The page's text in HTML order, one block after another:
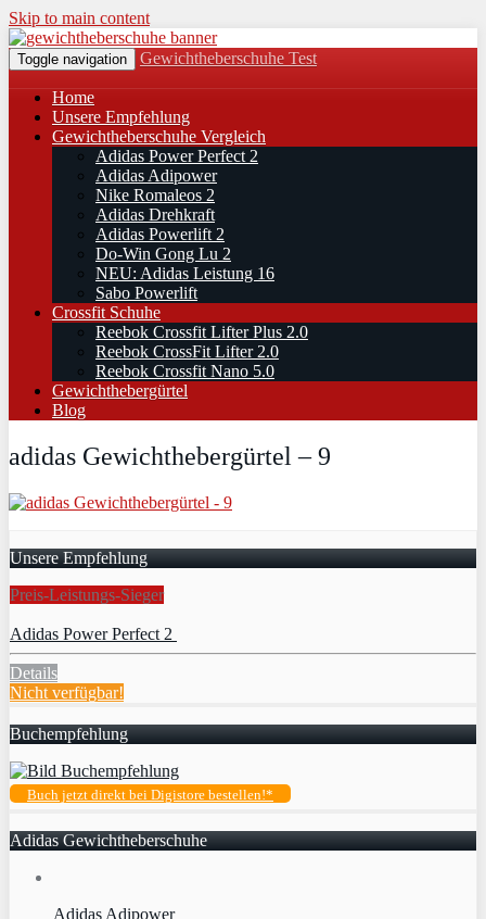
Skip to main content
Toggle navigation Gewichtheberschuhe Test
Home
Unsere Empfehlung
Gewichtheberschuhe Vergleich
Adidas Power Perfect 2
Adidas Adipower
Nike Romaleos 2
Adidas Drehkraft
Adidas Powerlift 2
Do-Win Gong Lu 2
NEU: Adidas Leistung 16
Sabo Powerlift
Crossfit Schuhe
Reebok Crossfit Lifter Plus 2.0
Reebok CrossFit Lifter 2.0
Reebok Crossfit Nano 5.0
Gewichthebergürtel
Blog
adidas Gewichthebergürtel – 9
Unsere Empfehlung
Preis-Leistungs-Sieger
Adidas Power Perfect 2
Details
Nicht verfügbar!
Buchempfehlung
Buch jetzt direkt bei Digistore bestellen!*
Adidas Gewichtheberschuhe
Adidas Adipower